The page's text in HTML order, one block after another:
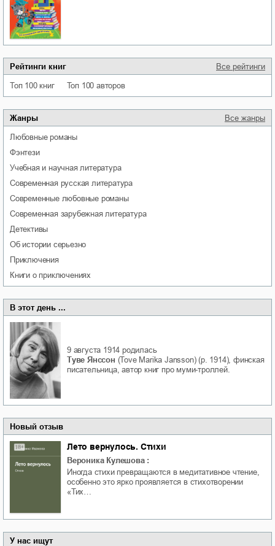
Рейтинги книг Все рейтинги
Топ 100 книг Топ 100 авторов
Жанры Все жанры
любовные романы
фэнтези
учебная и научная литература
современная русская литература
современные любовные романы
современная зарубежная литература
детективы
об истории серьезно
приключения
книги о приключениях
В этот день ...
9 августа 1914 родилась
Туве Янссон (Tove Marika Jansson) (р. 1914), финская
писательница, автор книг про муми-троллей.
Новый отзыв
Лето вернулось. Стихи
Вероника Кулешова :
Иногда стихи превращаются в медитативное чтение,
особенно это ярко проявляется в стихотворении
«Тих…
У нас ищут